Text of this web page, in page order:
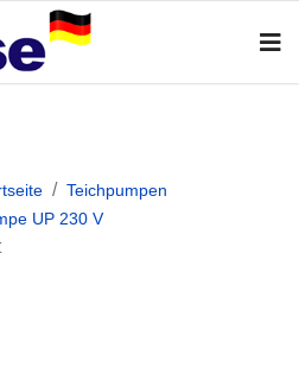
Teichpumpen
UP 230 V